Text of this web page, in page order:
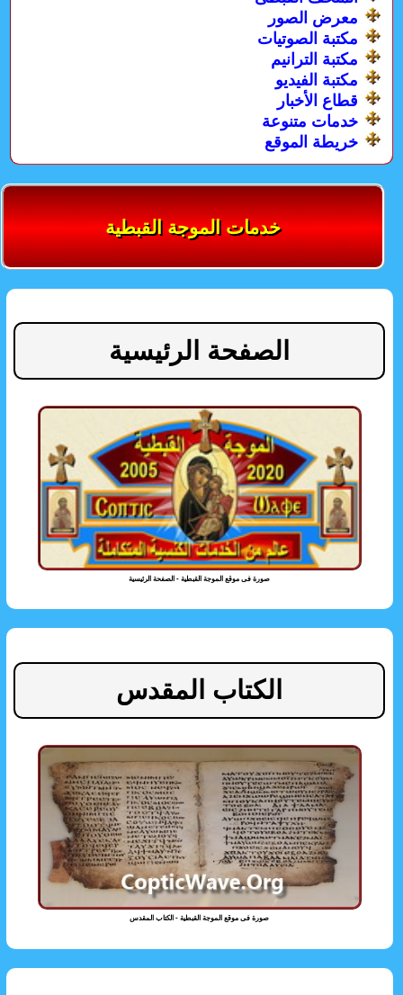
معرض الصور
مكتبة الصوتيات
مكتبة الترانيم
مكتبة الفيديو
قطاع الأخبار
خدمات متنوعة
خريطة الموقع
خدمات الموجة القبطية
الصفحة الرئيسية
صورة فى موقع الموجة القبطية - الصفحة الرئيسية
الكتاب المقدس
صورة فى موقع الموجة القبطية - الكتاب المقدس